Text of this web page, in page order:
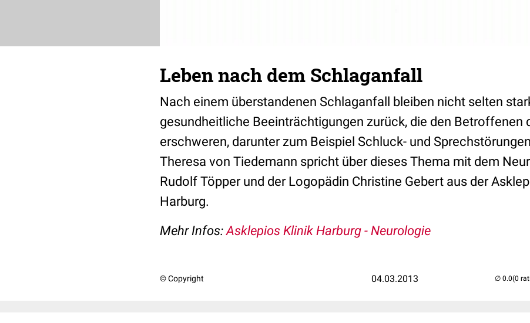
Leben nach dem Schlaganfall
Nach einem überstandenen Schlaganfall bleiben nicht selten
gesundheitliche Beeinträchtigungen zurück, die den Betroffenen
erschweren, darunter zum Beispiel Schluck- und
Theresa von Tiedemann spricht über dieses Thema mit dem
Rudolf Töpper und der Logopädin Christine Gebert aus der
Harburg.
Mehr Infos:Asklepios Klinik Harburg - Neurologie
© Copyright 04.03.2013 (0